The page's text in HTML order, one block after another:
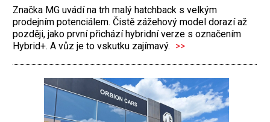
Značka MG uvádí na trh malý hatchback s velkým
prodejním potenciálem. Čistě zážehový model dorazí až
později, jako první přichází hybridní verze s označením
Hybrid+. A vůz je to vskutku zajímavý. >>